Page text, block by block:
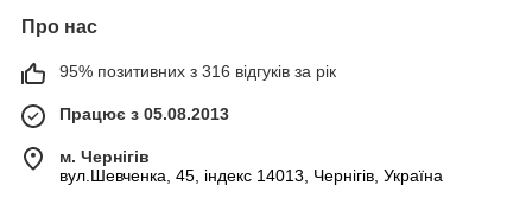
Про нас
95% позитивних з 316 відгуків за рік
Працює з 05.08.2013
м. Чернігів
вул.Шевченка, 45, індекс 14013, Чернігів, Україна